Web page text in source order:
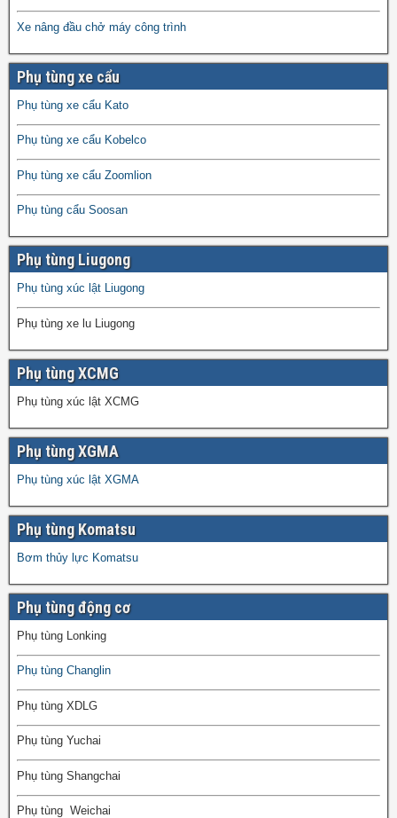
Xe nâng đầu chở máy công trình
Phụ tùng xe cẩu
Phụ tùng xe cẩu Kato
Phụ tùng xe cẩu Kobelco
Phụ tùng xe cẩu Zoomlion
Phụ tùng cẩu Soosan
Phụ tùng Liugong
Phụ tùng xúc lật Liugong
Phụ tùng xe lu Liugong
Phụ tùng XCMG
Phụ tùng xúc lật XCMG
Phụ tùng XGMA
Phụ tùng xúc lật XGMA
Phụ tùng Komatsu
Bơm thủy lực Komatsu
Phụ tùng động cơ
Phụ tùng Lonking
Phụ tùng Changlin
Phụ tùng XDLG
Phụ tùng Yuchai
Phụ tùng Shangchai
Phụ tùng Weichai